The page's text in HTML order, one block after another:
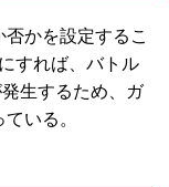
かを設定するこ
すれば、バトル
生するため、ガ
いる。